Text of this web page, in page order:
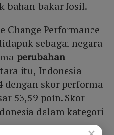
bahan bakar fosil.
Change Performance
sebagai negara
perubahan
itu, Indonesia
dengan skor performa
53,59 poin. Skor
dalam kategori